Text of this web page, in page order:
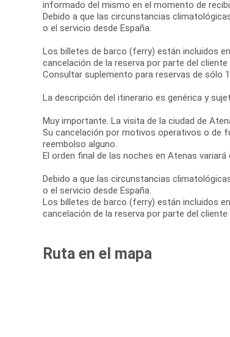
informado del mismo en el momento de
Debido a que las circunstancias
o el servicio desde España.
Los billetes de barco (ferry) están incluidos
cancelación de la reserva por parte del
Consultar suplemento para reservas de sólo
La descripción del itinerario es genérica y
Muy importante. La visita de la ciudad de
Su cancelación por motivos operativos o de
reembolso alguno.
El orden final de las noches en Atenas
Debido a que las circunstancias
o el servicio desde España.
Los billetes de barco (ferry) están incluidos
cancelación de la reserva por parte del
Ruta en el mapa